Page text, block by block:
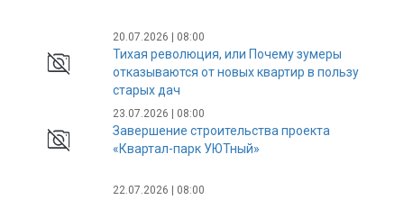
20.07.2026 | 08:00
Тихая революция, или Почему зумеры
отказываются от новых квартир в пользу
старых дач
23.07.2026 | 08:00
Завершение строительства проекта
«Квартал-парк УЮТный»
22.07.2026 | 08:00